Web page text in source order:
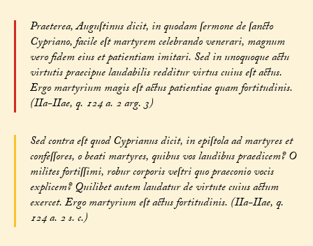
Praeterea, Auguſtinus dicit, in quodam ſermone de ſancto
Cypriano, facile eſt martyrem celebrando venerari, magnum
vero fidem eius et patientiam imitari. Sed in unoquoque actu
virtutis praecipue laudabilis redditur virtus cuius eſt actus.
Ergo martyrium magis eſt actus patientiae quam fortitudinis.
(IIa-IIae, q. 124 a. 2 arg. 3)
Sed contra eſt quod Cyprianus dicit, in epiſtola ad martyres et
confeſſores, o beati martyres, quibus vos laudibus praedicem? O
milites fortiſſimi, robur corporis veſtri quo praeconio vocis
explicem? Quilibet autem laudatur de virtute cuius actum
exercet. Ergo martyrium eſt actus fortitudinis. (IIa-IIae, q.
124 a. 2 s. c.)